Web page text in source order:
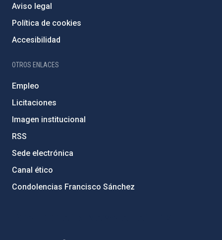
Aviso legal
Política de cookies
Accesibilidad
OTROS ENLACES
Empleo
Licitaciones
Imagen institucional
RSS
Sede electrónica
Canal ético
Condolencias Francisco Sánchez